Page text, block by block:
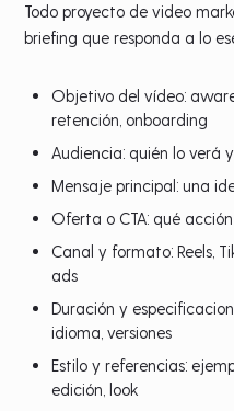
Todo proyecto de video
briefing que responda a lo
Objetivo del vídeo:
retención, onboarding
Audiencia: quién lo verá
Mensaje principal: una
Oferta o CTA: qué
Canal y formato: Reels,
ads
Duración y
idioma, versiones
Estilo y referencias:
edición, look